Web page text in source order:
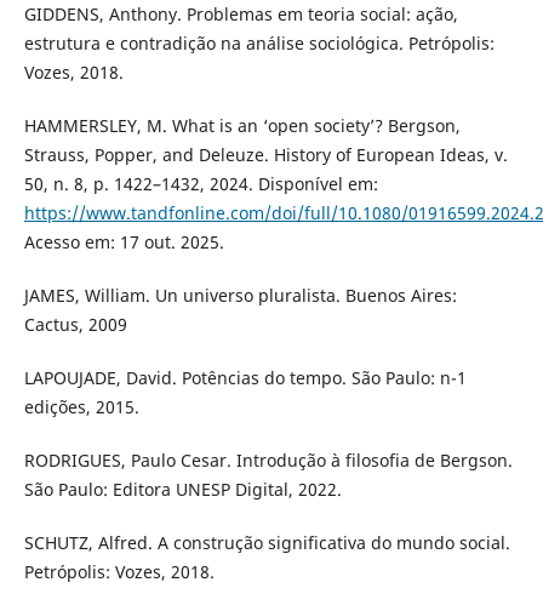
GIDDENS, Anthony. Problemas em teoria social: ação,
estrutura e contradição na análise sociológica. Petrópolis:
Vozes, 2018.
HAMMERSLEY, M. What is an ‘open society’? Bergson,
Strauss, Popper, and Deleuze. History of European Ideas, v.
50, n. 8, p. 1422–1432, 2024. Disponível em:
https://www.tandfonline.com/doi/full/10.1080/
Acesso em: 17 out. 2025.
JAMES, William. Un universo pluralista. Buenos Aires:
Cactus, 2009
LAPOUJADE, David. Potências do tempo. São Paulo: n-1
edições, 2015.
RODRIGUES, Paulo Cesar. Introdução à filosofia de Bergson.
São Paulo: Editora UNESP Digital, 2022.
SCHUTZ, Alfred. A construção significativa do mundo social.
Petrópolis: Vozes, 2018.